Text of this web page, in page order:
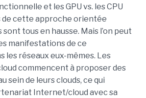
et les GPU vs. les CPU
cette approche orientée
tous en hausse. Mais l’on peut
manifestations de ce
les réseaux eux-mêmes. Les
commencent à proposer des
sein de leurs clouds, ce qui
Internet/cloud avec sa